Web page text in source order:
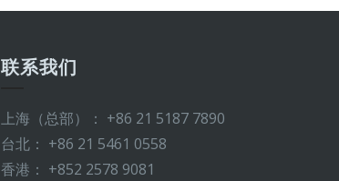
联系我们
上海（总部）： +86 21 5187 7890
台北： +86 21 5461 0558
香港： +852 2578 9081